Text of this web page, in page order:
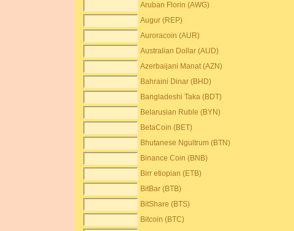
Aruban Florin (AWG)
Augur (REP)
Auroracoin (AUR)
Australian Dollar (AUD)
Azerbaijani Manat (AZN)
Bahraini Dinar (BHD)
Bangladeshi Taka (BDT)
Belarusian Ruble (BYN)
BetaCoin (BET)
Bhutanese Ngultrum (BTN)
Binance Coin (BNB)
Birr etiopian (ETB)
BitBar (BTB)
BitShare (BTS)
Bitcoin (BTC)